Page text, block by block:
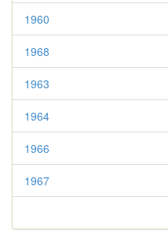
1960
1968
1963
1964
1966
1967